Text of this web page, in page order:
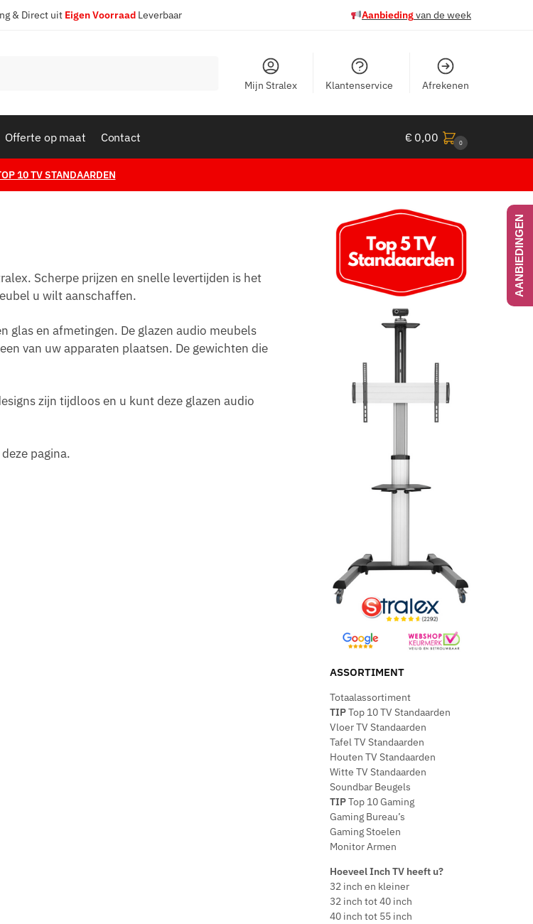
& Direct uit Eigen VoorraadLeverbaar Aanbiedingvan de week
Mijn Stralex Klantenservice Afrekenen
Offerte op maat Contact € 0,00 0
10 TV STANDAARDEN
Scherpe prijzen en snelle levertijden is het
u wilt aanschaffen.
en afmetingen. De glazen audio meubels
van uw apparaten plaatsen. De gewichten die
zijn tijdloos en u kunt deze glazen audio
pagina.
ASSORTIMENT
Totaalassortiment
TIPTop 10 TV Standaarden
Vloer TV Standaarden
Tafel TV Standaarden
Houten TV Standaarden
Witte TV Standaarden
Soundbar Beugels
TIPTop 10 Gaming
Gaming Bureau’s
Gaming Stoelen
Monitor Armen
Hoeveel Inch TV heeft u?
32 inch en kleiner
32 inch tot 40 inch
40 inch tot 55 inch
AANBIEDINGEN